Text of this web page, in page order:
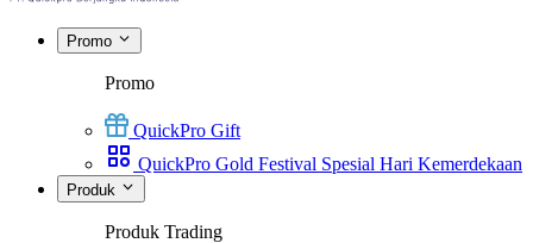
Promo
Promo
QuickPro Gift
QuickPro Gold Festival Spesial Hari Kemerdekaan
Produk
Produk Trading